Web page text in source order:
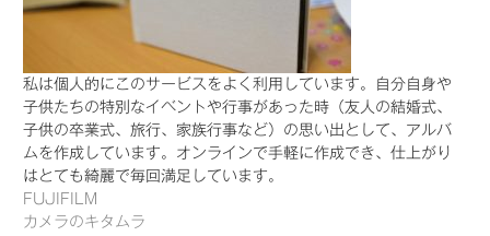
私は個人的にこのサービスをよく利用しています。自分自身や
子供たちの特別なイベントや行事があった時（友人の結婚式、
子供の卒業式、旅行、家族行事など）の思い出として、アルバ
ムを作成しています。オンラインで手軽に作成でき、仕上がり
はとても綺麗で毎回満足しています。
FUJIFILM
カメラのキタムラ